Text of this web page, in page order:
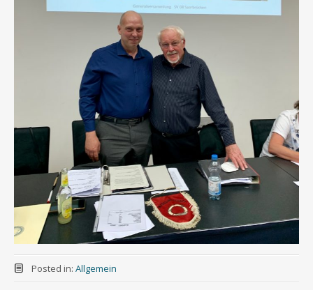
Posted in: Allgemein